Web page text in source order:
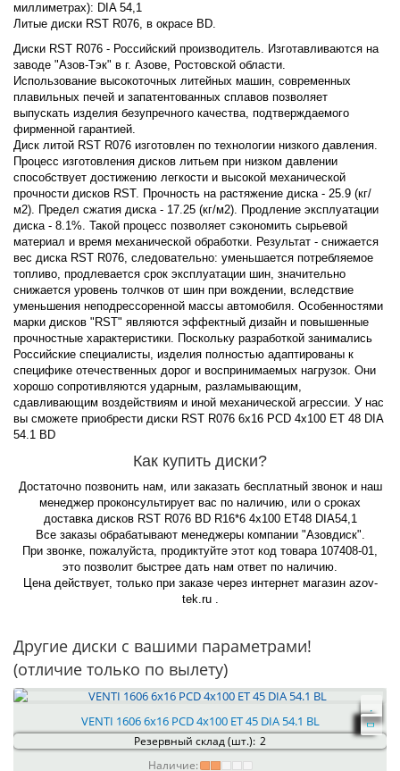
миллиметрах): DIA 54,1
Литые диски RST R076, в окрасе BD.
Диски RST R076 - Российский производитель. Изготавливаются на
заводе "Азов-Тэк" в г. Азове, Ростовской области.
Использование высокоточных литейных машин, современных
плавильных печей и запатентованных сплавов позволяет
выпускать изделия безупречного качества, подтверждаемого
фирменной гарантией.
Диск литой RST R076 изготовлен по технологии низкого давления.
Процесс изготовления дисков литьем при низком давлении
способствует достижению легкости и высокой механической
прочности дисков RST. Прочность на растяжение диска - 25.9 (кг/
м2). Предел сжатия диска - 17.25 (кг/м2). Продление эксплуатации
диска - 8.1%. Такой процесс позволяет сэкономить сырьевой
материал и время механической обработки. Результат - снижается
вес диска RST R076, следовательно: уменьшается потребляемое
топливо, продлевается срок эксплуатации шин, значительно
снижается уровень толчков от шин при вождении, вследствие
уменьшения неподрессоренной массы автомобиля. Особенностями
марки дисков "RST" являются эффектный дизайн и повышенные
прочностные характеристики. Поскольку разработкой занимались
Российские специалисты, изделия полностью адаптированы к
специфике отечественных дорог и воспринимаемых нагрузок. Они
хорошо сопротивляются ударным, разламывающим,
сдавливающим воздействиям и иной механической агрессии. У нас
вы сможете приобрести диски RST R076 6x16 PCD 4x100 ET 48 DIA
54.1 BD
Как купить диски?
Достаточно позвонить нам, или заказать бесплатный звонок и наш
менеджер проконсультирует вас по наличию, или о сроках
доставка дисков RST R076 BD R16*6 4x100 ET48 DIA54,1
Все заказы обрабатывают менеджеры компании "Азовдиск".
При звонке, пожалуйста, продиктуйте этот код товара 107408-01,
это позволит быстрее дать нам ответ по наличию.
Цена действует, только при заказе через интернет магазин azov-
tek.ru .
Другие диски с вашими параметрами!
(отличие только по вылету)
VENTI 1606 6x16 PCD 4x100 ET 45 DIA 54.1 BL
Резервный склад (шт.): 2
Наличие: